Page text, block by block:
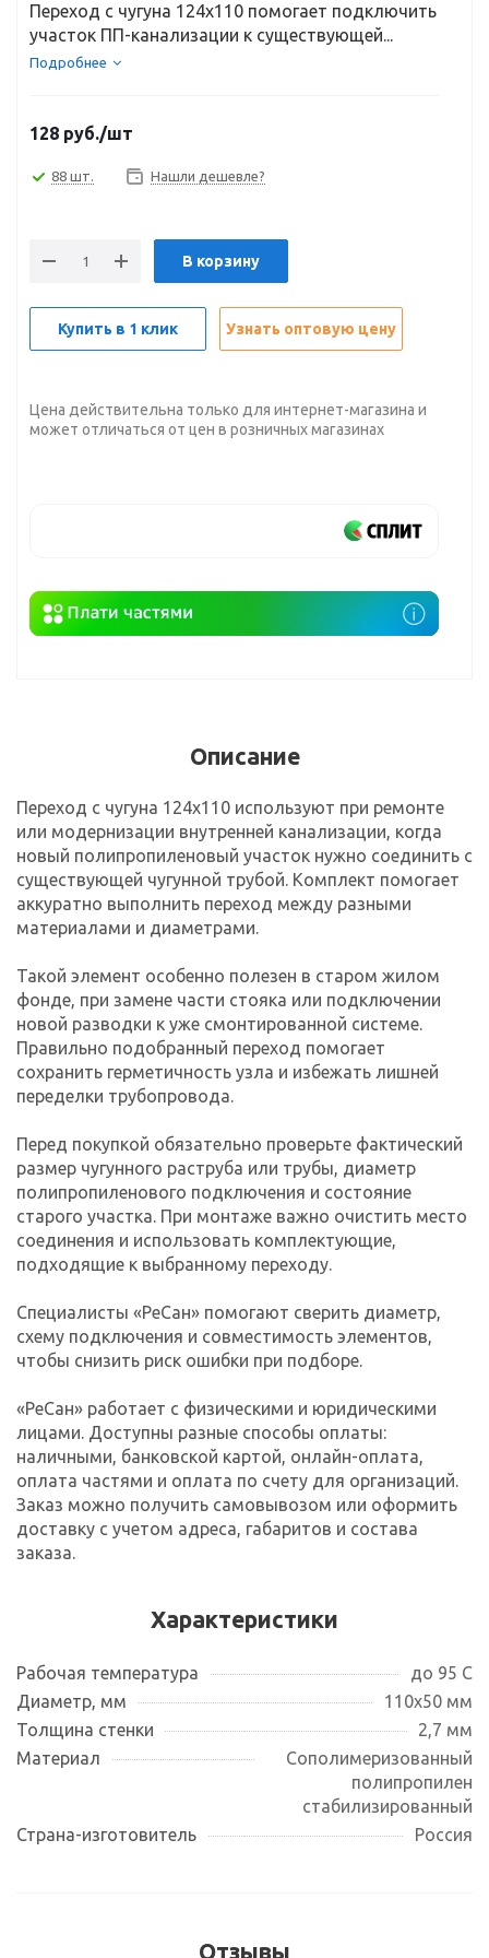
Переход с чугуна 124х110 помогает подключить
участок ПП-канализации к существующей...
Подробнее
128 руб./шт
88 шт. Нашли дешевле?
В корзину
Купить в 1 клик Узнать оптовую цену
Цена действительна только для интернет-магазина и
может отличаться от цен в розничных магазинах
Описание
Переход с чугуна 124х110 используют при ремонте
или модернизации внутренней канализации, когда
новый полипропиленовый участок нужно соединить с
существующей чугунной трубой. Комплект помогает
аккуратно выполнить переход между разными
материалами и диаметрами.
Такой элемент особенно полезен в старом жилом
фонде, при замене части стояка или подключении
новой разводки к уже смонтированной системе.
Правильно подобранный переход помогает
сохранить герметичность узла и избежать лишней
переделки трубопровода.
Перед покупкой обязательно проверьте фактический
размер чугунного раструба или трубы, диаметр
полипропиленового подключения и состояние
старого участка. При монтаже важно очистить место
соединения и использовать комплектующие,
подходящие к выбранному переходу.
Специалисты «РеСан» помогают сверить диаметр,
схему подключения и совместимость элементов,
чтобы снизить риск ошибки при подборе.
«РеСан» работает с физическими и юридическими
лицами. Доступны разные способы оплаты:
наличными, банковской картой, онлайн-оплата,
оплата частями и оплата по счету для организаций.
Заказ можно получить самовывозом или оформить
доставку с учетом адреса, габаритов и состава
заказа.
Характеристики
Рабочая температура
до 95 С
Диаметр, мм
110х50 мм
Толщина стенки
2,7 мм
Материал
Сополимеризованный
полипропилен
стабилизированный
Страна-изготовитель
Россия
Отзывы